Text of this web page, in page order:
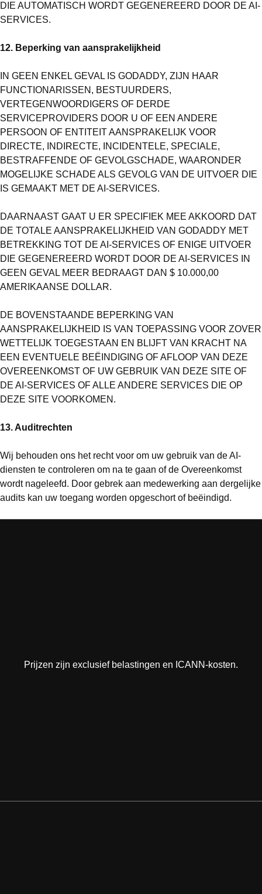
DIE AUTOMATISCH WORDT GEGENEREERD DOOR DE AI-
SERVICES.
12. Beperking van aansprakelijkheid
IN GEEN ENKEL GEVAL IS GODADDY, ZIJN HAAR
FUNCTIONARISSEN, BESTUURDERS,
VERTEGENWOORDIGERS OF DERDE
SERVICEPROVIDERS DOOR U OF EEN ANDERE
PERSOON OF ENTITEIT AANSPRAKELIJK VOOR
DIRECTE, INDIRECTE, INCIDENTELE, SPECIALE,
BESTRAFFENDE OF GEVOLGSCHADE, WAARONDER
MOGELIJKE SCHADE ALS GEVOLG VAN DE UITVOER DIE
IS GEMAAKT MET DE AI-SERVICES.
DAARNAAST GAAT U ER SPECIFIEK MEE AKKOORD DAT
DE TOTALE AANSPRAKELIJKHEID VAN GODADDY MET
BETREKKING TOT DE AI-SERVICES OF ENIGE UITVOER
DIE GEGENEREERD WORDT DOOR DE AI-SERVICES IN
GEEN GEVAL MEER BEDRAAGT DAN $ 10.000,00
AMERIKAANSE DOLLAR.
DE BOVENSTAANDE BEPERKING VAN
AANSPRAKELIJKHEID IS VAN TOEPASSING VOOR ZOVER
WETTELIJK TOEGESTAAN EN BLIJFT VAN KRACHT NA
EEN EVENTUELE BEËINDIGING OF AFLOOP VAN DEZE
OVEREENKOMST OF UW GEBRUIK VAN DEZE SITE OF
DE AI-SERVICES OF ALLE ANDERE SERVICES DIE OP
DEZE SITE VOORKOMEN.
13. Auditrechten
Wij behouden ons het recht voor om uw gebruik van de AI-
diensten te controleren om na te gaan of de Overeenkomst
wordt nageleefd. Door gebrek aan medewerking aan dergelijke
audits kan uw toegang worden opgeschort of beëindigd.
Prijzen zijn exclusief belastingen en ICANN-kosten.